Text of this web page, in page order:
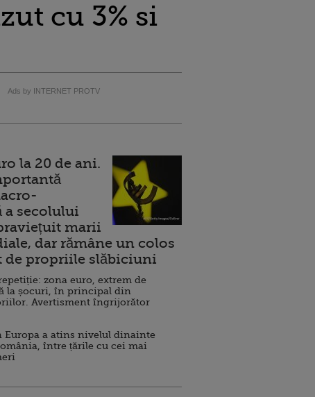
cu 3% si
Ads by INTERNET PROTV
la 20 de ani.
a secolului
marii
dar rămâne un colos
de propriile slăbiciuni
zona euro, extrem de
la șocuri, în principal din
Avertisment îngrijorător
Europa a atins nivelul dinainte
între țările cu cei mai